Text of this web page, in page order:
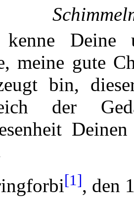
Deine
meine gute
bin,
der
[1], den